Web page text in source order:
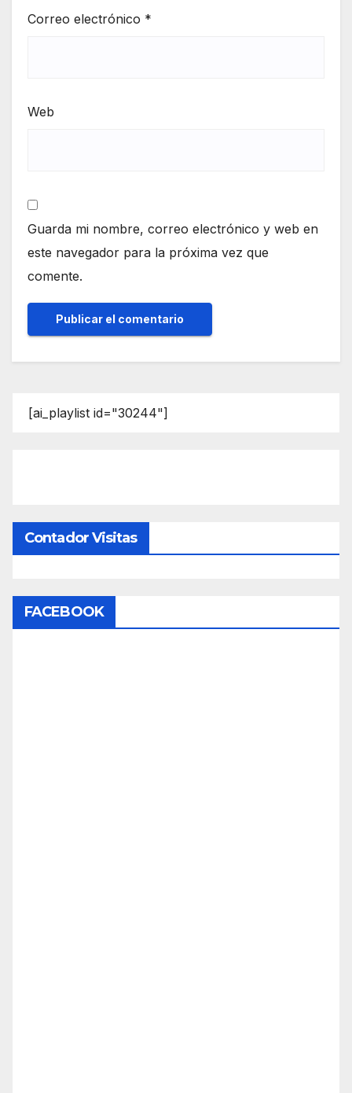
Correo electrónico *
Web
Guarda mi nombre, correo electrónico y web en
este navegador para la próxima vez que
comente.
[ai_playlist id="30244"]
Contador Visitas
FACEBOOK